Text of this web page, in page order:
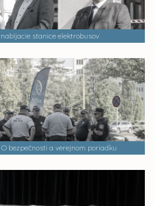
stanice elektrobusov
bezpečnosti a verejnom poriadku